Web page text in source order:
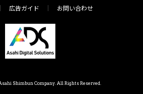
広告ガイド お問い合わせ
Shimbun Company. All Rights Reserved.